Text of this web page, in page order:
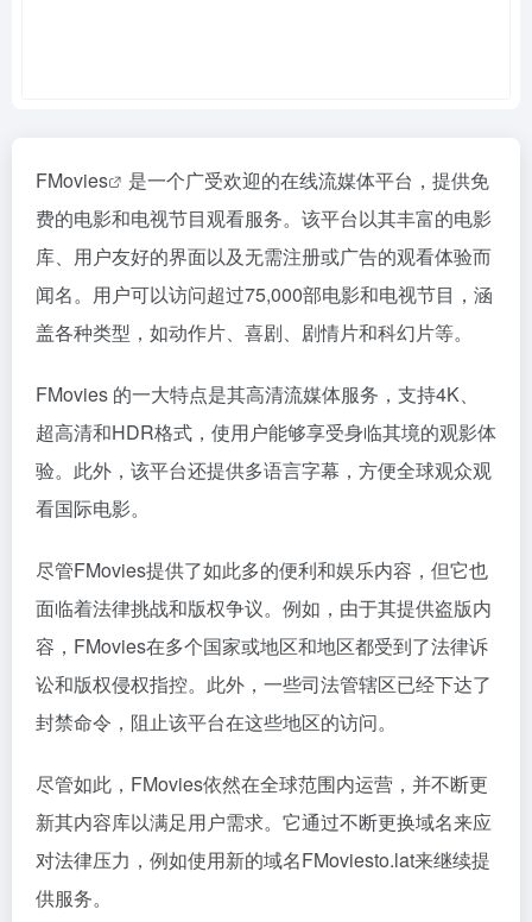
FMovies
是一个广受欢迎的在线流媒体平台，提供免
费的电影和电视节目观看服务。该平台以其丰富的电影
库、用户友好的界面以及无需注册或广告的观看体验而
闻名。用户可以访问超过75,000部电影和电视节目，涵
盖各种类型，如动作片、喜剧、剧情片和科幻片等。
FMovies 的一大特点是其高清流媒体服务，支持4K、
超高清和HDR格式，使用户能够享受身临其境的观影体
验。此外，该平台还提供多语言字幕，方便全球观众观
看国际电影。
尽管FMovies提供了如此多的便利和娱乐内容，但它也
面临着法律挑战和版权争议。例如，由于其提供盗版内
容，FMovies在多个国家或地区和地区都受到了法律诉
讼和版权侵权指控。此外，一些司法管辖区已经下达了
封禁命令，阻止该平台在这些地区的访问。
尽管如此，FMovies依然在全球范围内运营，并不断更
新其内容库以满足用户需求。它通过不断更换域名来应
对法律压力，例如使用新的域名FMoviesto.lat来继续提
供服务。